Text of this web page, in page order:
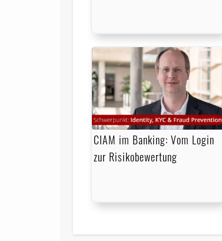
CIAM im Banking: Vom Login
zur Risikobewertung